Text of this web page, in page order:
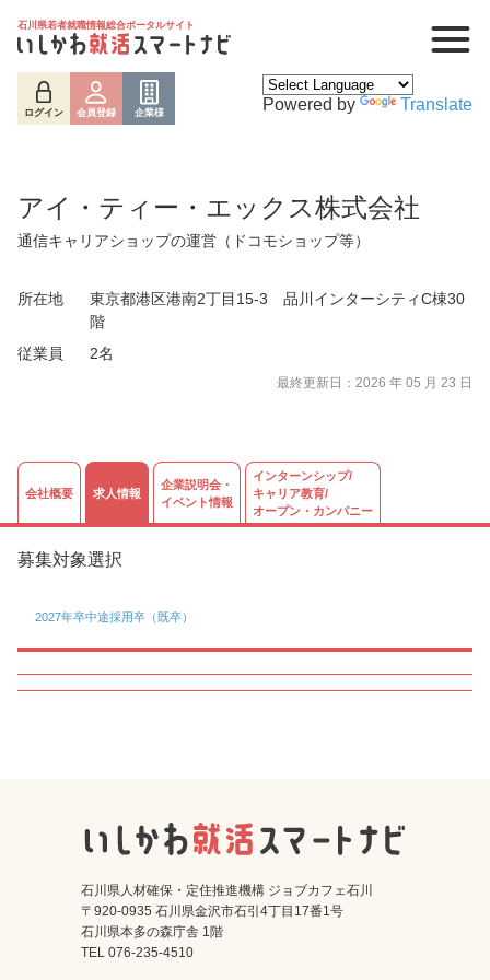
石川県若者就職情報総合ポータルサイト
ログイン 会員登録 企業様 Powered by Translate
会員登録 企業様
アイ・ティー・エックス株式会社
通信キャリアショップの運営（ドコモショップ等）
所在地
東京都港区港南2丁目15-3 品川インターシティC棟30
階
従業員
2名
最終更新日：2026 年 05 月 23 日
会社概要 求人情報
企業説明会・
イベント情報
インターンシップ/
キャリア教育/
オープン・カンパニー
募集対象選択
2027年卒中途採用卒（既卒）
石川県人材確保・定住推進機構 ジョブカフェ石川
〒920-0935 石川県金沢市石引4丁目17番1号
石川県本多の森庁舎 1階
TEL 076-235-4510